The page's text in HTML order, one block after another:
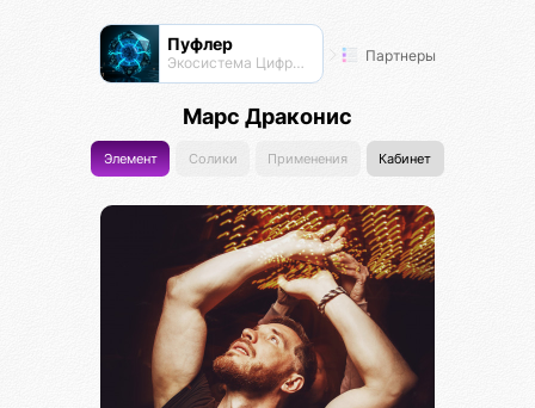
Пуфлер
Экосистема Цифровых Организмов Партнеры
Марс Драконис
Элемент Солики Применения Кабинет